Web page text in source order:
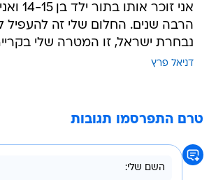
אני זוכר
הרבה שנים. החלום שלי זה להעפיל
נבחרת ישראל, זו המטרה שלי
דניאל פרץ
טרם התפרסמו תגובות